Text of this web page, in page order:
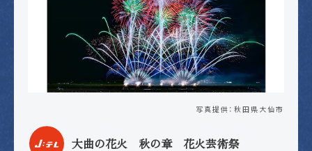
写真提供：秋田県大仙市
大曲の花火 秋の章 花火芸術祭